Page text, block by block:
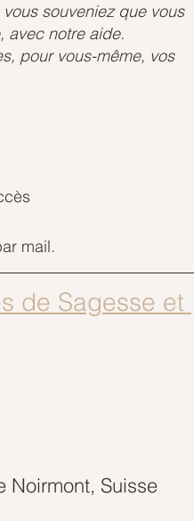
souveniez que vous
avec notre aide.
pour vous-même, vos
mail.
de Sagesse et
Noirmont, Suisse